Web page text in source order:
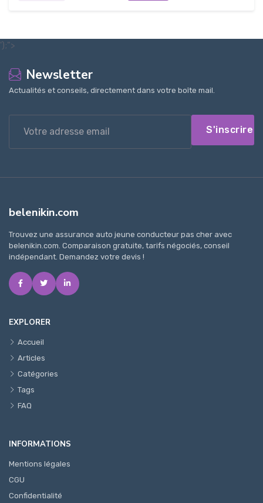
');">
Newsletter
Actualités et conseils, directement dans votre boîte mail.
S'inscrire
belenikin.com
Trouvez une assurance auto jeune conducteur pas cher avec
belenikin.com. Comparaison gratuite, tarifs négociés, conseil
indépendant. Demandez votre devis !
EXPLORER
Accueil
Articles
Catégories
Tags
FAQ
INFORMATIONS
Mentions légales
CGU
Confidentialité